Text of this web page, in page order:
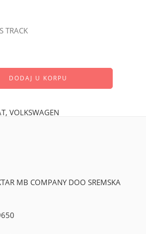
TRACK
DODAJ U KORPU
, VOLKSWAGEN
MB COMPANY DOO SREMSKA